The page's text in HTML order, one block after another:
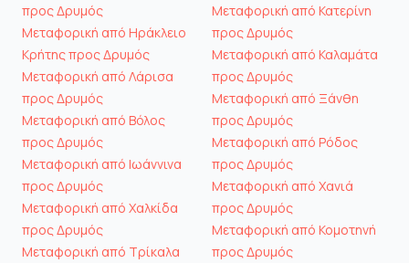
προς Δρυμός
Μεταφορική από Ηράκλειο
Κρήτης προς Δρυμός
Μεταφορική από Λάρισα
προς Δρυμός
Μεταφορική από Βόλος
προς Δρυμός
Μεταφορική από Ιωάννινα
προς Δρυμός
Μεταφορική από Χαλκίδα
προς Δρυμός
Μεταφορική από Τρίκαλα
Μεταφορική από Κατερίνη
προς Δρυμός
Μεταφορική από Καλαμάτα
προς Δρυμός
Μεταφορική από Ξάνθη
προς Δρυμός
Μεταφορική από Ρόδος
προς Δρυμός
Μεταφορική από Χανιά
προς Δρυμός
Μεταφορική από Κομοτηνή
προς Δρυμός